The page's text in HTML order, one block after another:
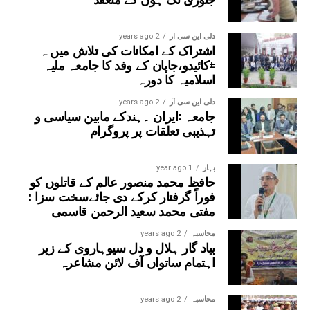
مسرت کا اظہار کیا۔تقریب کا باقاعدہ اختتام مہمانِ خصوصی
حضرت مفتی عمران احمد قاسمی صاحب کی رقت آمیز اور
خصوصی دعا پر ہوا، جس میں ملک و ملت کی ترقی، امن و
امان اور جامعہ کی مزید تعلیمی و تعمیری ترقیاں مانگی گئیں۔
دلی این سی آر 2 years ago
اشتراک کے امکانات کی تلاش میں ہ
±کائیدو،جاپان کے وفد کا جامعہ ملیہ
اسلامیہ کا دورہ
دلی این سی آر 2 years ago
جامعہ :ایران ۔ہندکے مابین سیاسی و
تہذیبی تعلقات پر پروگرام
بہار 1 year ago
حافظ محمد منصور عالم کے قاتلوں کو
فوراً گرفتار کرکے دی جائےسخت سزا :
مفتی محمد سعید الرحمن قاسمی
محاسبہ 2 years ago
بیاد گار ہلال و دل سیوہاروی کے زیر
اہتمام ساتواں آف لائن مشاعرہ
محاسبہ 2 years ago